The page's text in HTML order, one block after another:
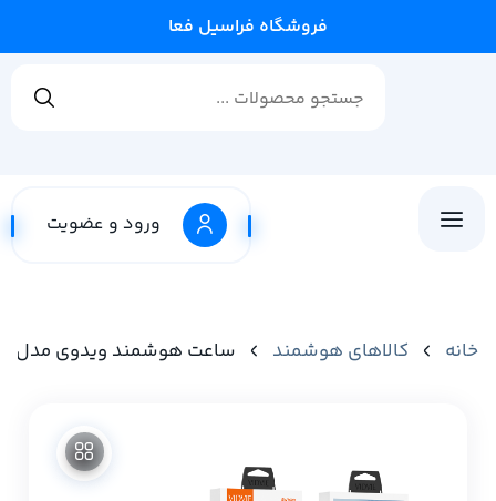
فروشگاه فراسیل فعال می باشد✨
ورود و عضویت
خانه کالاهای هوشمند ساعت هوشمند ویدوی مدل Vidvie SW1620